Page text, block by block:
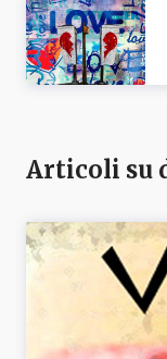
Articoli su